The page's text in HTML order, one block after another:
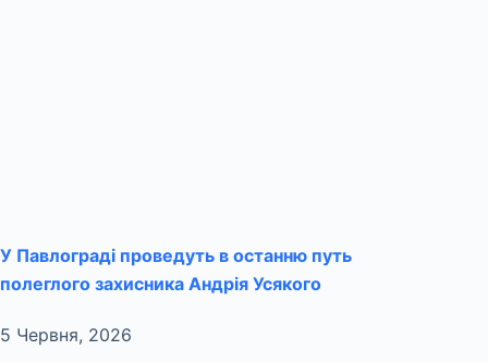
У Павлограді проведуть в останню путь
полеглого захисника Андрія Усякого
5 Червня, 2026